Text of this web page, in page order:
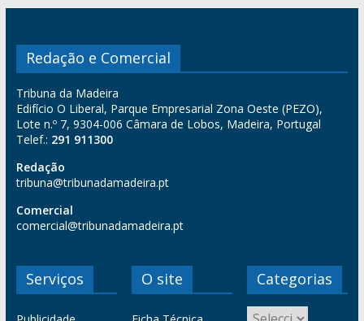
Redação e Comercial
Tribuna da Madeira
Edifício O Liberal, Parque Empresarial Zona Oeste (PEZO),
Lote n.º 7, 9304-006 Câmara de Lobos, Madeira, Portugal
Telef.: 291 911300
Redação
tribuna@tribunadamadeira.pt
Comercial
comercial@tribunadamadeira.pt
Serviços O site Categorias